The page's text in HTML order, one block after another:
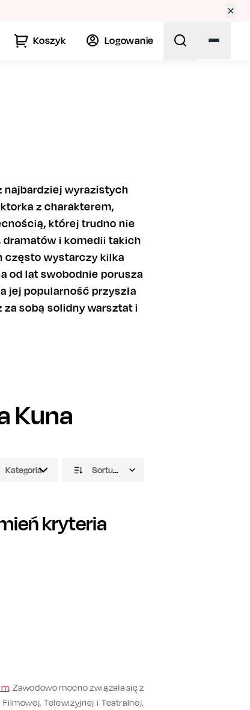
Koszyk Logowanie
najbardziej wyrazistych
z charakterem,
której trudno nie
i komedii takich
często wystarczy kilka
od lat swobodnie porusza
jej popularność przyszła
za sobą solidny warsztat i
Kuna
Kategoria Sortuj domyślnie
kryteria
. Zawodowo mocno związała się z
Filmowej, Telewizyjnej i Teatralnej.